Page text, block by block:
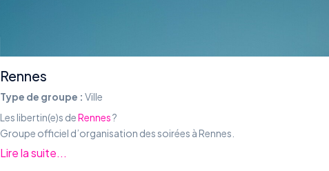
Rennes
Type de groupe : Ville
Les libertin(e)s deRennes?
Groupe officiel d’organisation des soirées à Rennes.
Rennes est une commune du Nord-Ouest de la France, chef-lieu du
Lire la suite...